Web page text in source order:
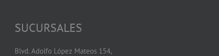
SUCURSALES
Blvd. Adolfo López Mateos 154,